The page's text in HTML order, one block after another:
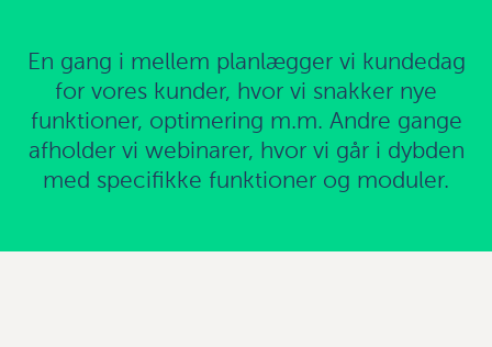
En gang i mellem planlægger vi kundedag
for vores kunder, hvor vi snakker nye
funktioner, optimering m.m. Andre gange
afholder vi webinarer, hvor vi går i dybden
med specifikke funktioner og moduler.